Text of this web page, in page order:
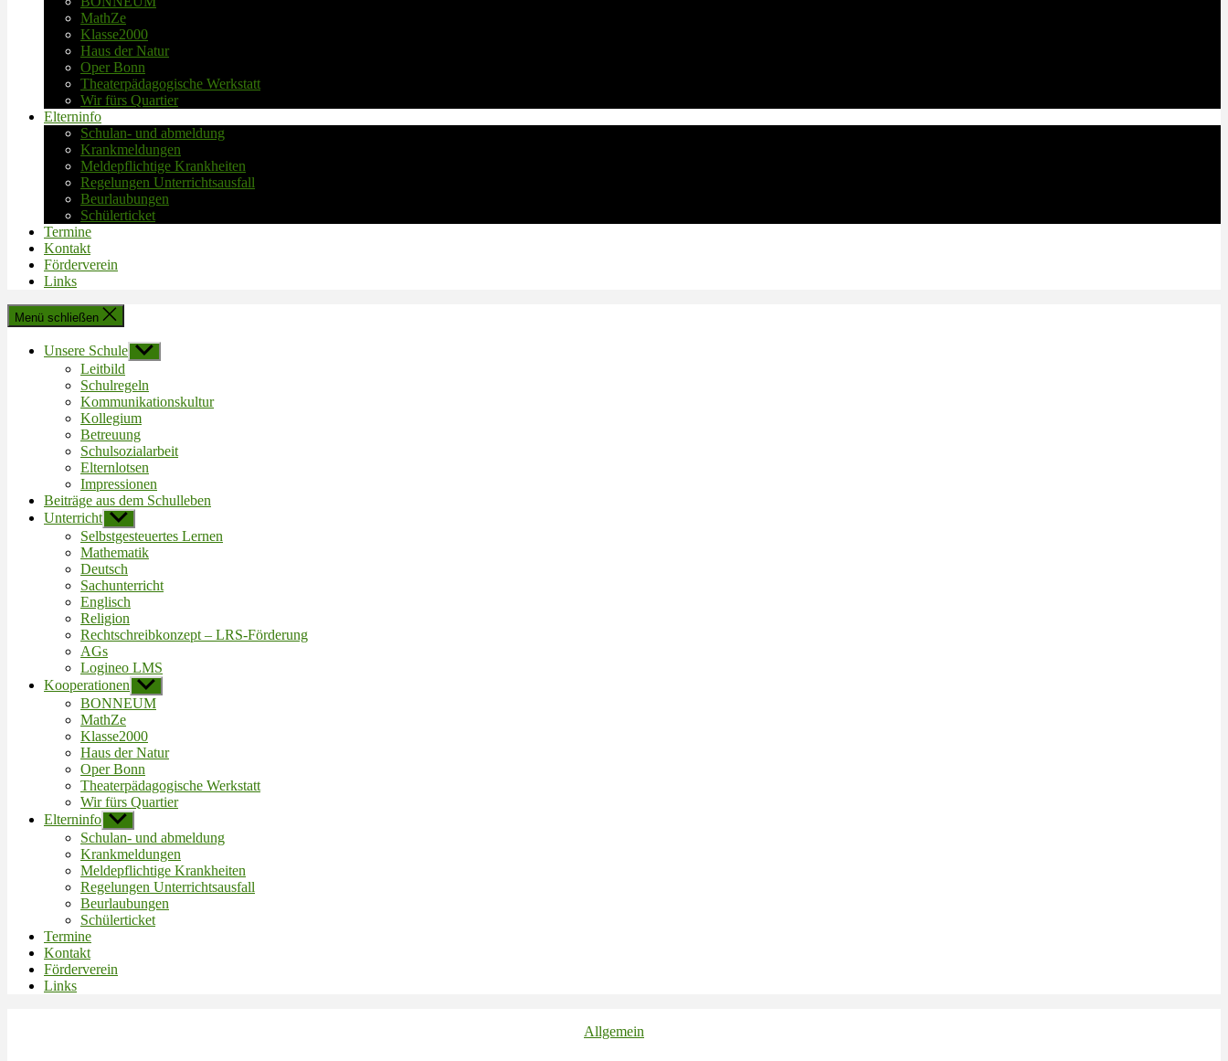
MathZe
Klasse2000
Haus der Natur
Oper Bonn
Theaterpädagogische Werkstatt
Wir fürs Quartier
Elterninfo
Schulan- und abmeldung
Krankmeldungen
Meldepflichtige Krankheiten
Regelungen Unterrichtsausfall
Beurlaubungen
Schülerticket
Termine
Kontakt
Förderverein
Links
Menü schließen
Unsere Schule Untermenü
anzeigen
Leitbild
Schulregeln
Kommunikationskultur
Kollegium
Betreuung
Schulsozialarbeit
Elternlotsen
Impressionen
Beiträge aus dem Schulleben
Unterricht Untermenü
anzeigen
Selbstgesteuertes Lernen
Mathematik
Deutsch
Sachunterricht
Englisch
Religion
Rechtschreibkonzept – LRS-Förderung
AGs
Logineo LMS
Kooperationen Untermenü
anzeigen
BONNEUM
MathZe
Klasse2000
Haus der Natur
Oper Bonn
Theaterpädagogische Werkstatt
Wir fürs Quartier
Elterninfo Untermenü
anzeigen
Schulan- und abmeldung
Krankmeldungen
Meldepflichtige Krankheiten
Regelungen Unterrichtsausfall
Beurlaubungen
Schülerticket
Termine
Kontakt
Förderverein
Links
Kategorien
Allgemein